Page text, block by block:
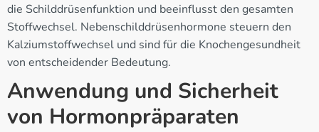
die Schilddrüsenfunktion und beeinflusst den gesamten
Stoffwechsel. Nebenschilddrüsenhormone steuern den
Kalziumstoffwechsel und sind für die Knochengesundheit
von entscheidender Bedeutung.
Anwendung und Sicherheit
von Hormonpräparaten